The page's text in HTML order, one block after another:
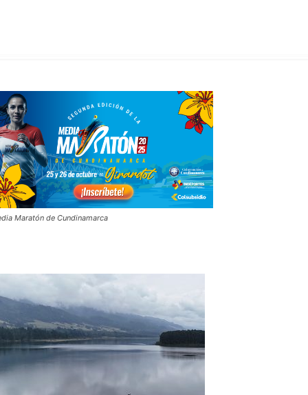
Maratón de Cundinamarca